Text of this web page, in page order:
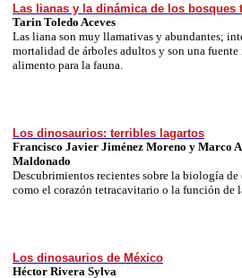
Las lianas y la dinámica de los bosques
Tarin Toledo Aceves
Las liana son muy llamativas y abundantes;
mortalidad de árboles adultos y son una
alimento para la fauna.
Los dinosaurios: terribles lagartos
Francisco Javier Jiménez Moreno y Marco
Maldonado
Descubrimientos recientes sobre la biología de
como el corazón tetracavitario o la función de
Los dinosaurios de México
Héctor Rivera Sylva